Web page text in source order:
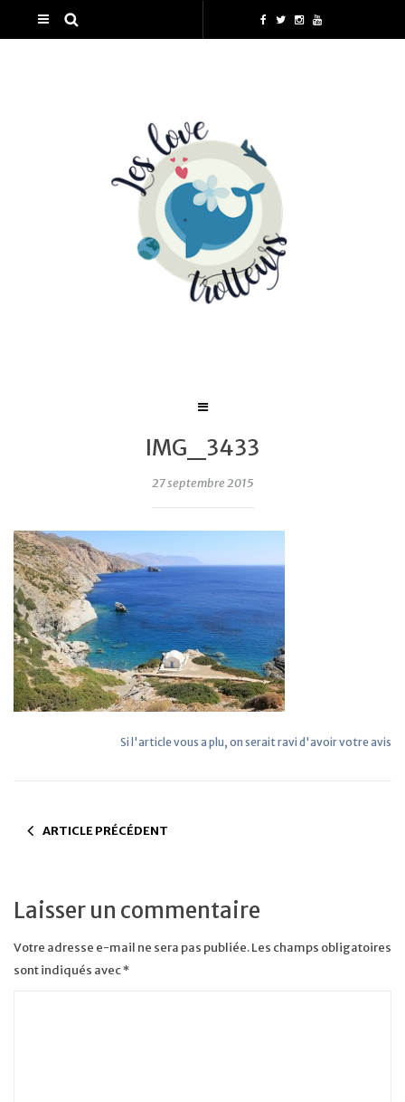
IMG_3433
27 septembre 2015
Si l'article vous a plu, on serait ravi d'avoir votre avis
ARTICLE PRÉCÉDENT
Laisser un commentaire
Votre adresse e-mail ne sera pas publiée.Les champs obligatoires
sont indiqués avec*